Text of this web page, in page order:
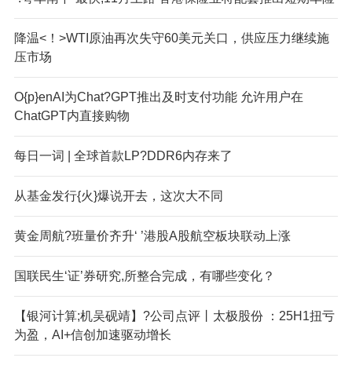
降温<！>WTI原油再次失守60美元关口，供应压力继续施
压市场
O{p}enAI为Chat?GPT推出及时支付功能 允许用户在
ChatGPT内直接购物
每日一词 | 全球首款LP?DDR6内存来了
从基金发行{火}爆说开去，这次大不同
黄金周航?班量价齐升‘ ’港股A股航空板块联动上涨
国联民生‘证’券研究,所整合完成，有哪些变化？
【银河计算;机吴砚靖】?公司点评丨太极股份 ：25H1扭亏
为盈，AI+信创加速驱动增长